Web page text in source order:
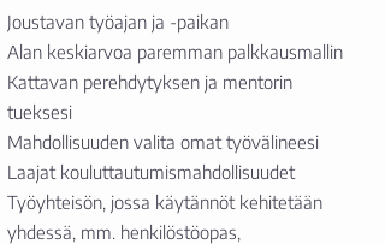
Joustavan työajan ja -paikan
Alan keskiarvoa paremman palkkausmallin
Kattavan perehdytyksen ja mentorin
tueksesi
Mahdollisuuden valita omat työvälineesi
Laajat kouluttautumismahdollisuudet
Työyhteisön, jossa käytännöt kehitetään
yhdessä, mm. henkilöstöopas,